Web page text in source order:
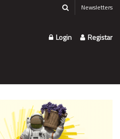
Newsletters
Login Registar